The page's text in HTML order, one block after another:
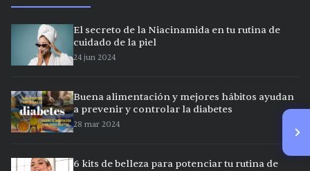
El secreto de la Niacinamida en tu rutina de
cuidado de la piel
24 jun 2024
Buena alimentación y mejores hábitos ayudan
a prevenir y controlar la diabetes
28 mar 2024
6 kits de belleza para potenciar tu rutina de